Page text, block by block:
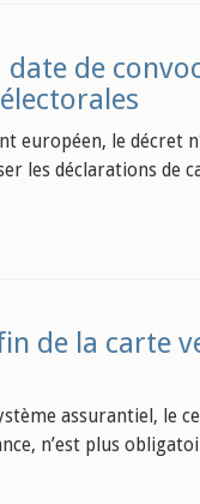
de
européen, le décret
les déclarations de
de la carte
assurantiel, le
n’est plus